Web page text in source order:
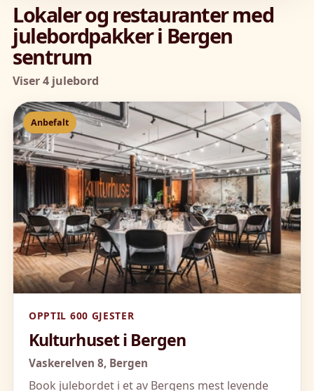
Lokaler og restauranter med
julebordpakker i Bergen
sentrum
Viser 4 julebord
Anbefalt
OPPTIL 600 GJESTER
Kulturhuset i Bergen
Vaskerelven 8, Bergen
Book julebordet i et av Bergens mest levende